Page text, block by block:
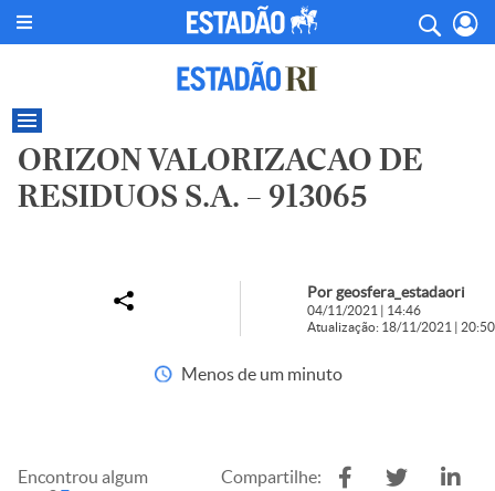
ORIZON VALORIZACAO DE
RESIDUOS S.A. – 913065
Por geosfera_estadaori
04/11/2021 | 14:46
Atualização: 18/11/2021 | 20:50
Menos de um minuto
Encontrou algum
Compartilhe: